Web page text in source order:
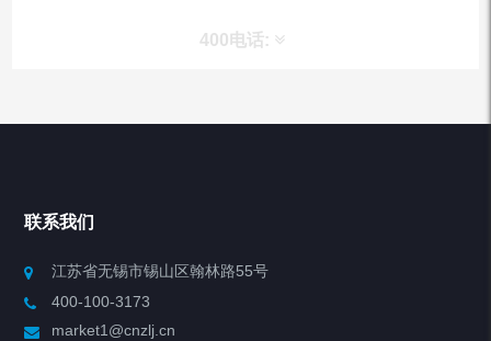
400电话:
制冷加热动态控温系统
联系我们
江苏省无锡市锡山区翰林路55号
400-100-3173
market1@cnzlj.cn